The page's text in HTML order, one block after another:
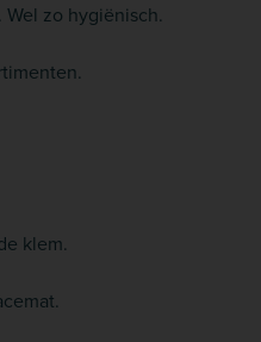
zo hygiënisch.
klem.